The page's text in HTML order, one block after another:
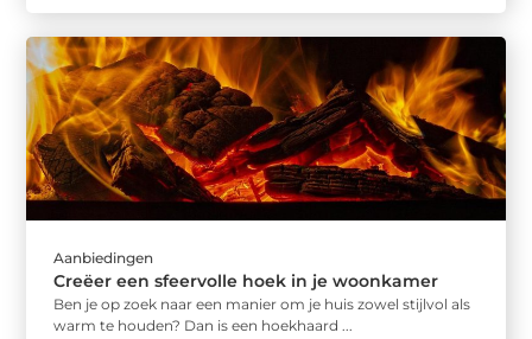
Aanbiedingen
Creëer een sfeervolle hoek in je woonkamer
Ben je op zoek naar een manier om je huis zowel stijlvol als
warm te houden? Dan is een hoekhaard ...